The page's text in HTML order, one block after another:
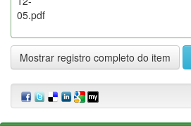
05.pdf
Mostrar registro completo do item